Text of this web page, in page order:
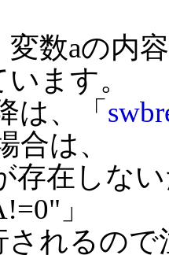
変数aの内
ます。
は、「
合は、
存在しな
」
されるの